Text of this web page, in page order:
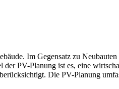
Im Gegensatz zu
PV-Planung ist es, eine
Die PV-Planung